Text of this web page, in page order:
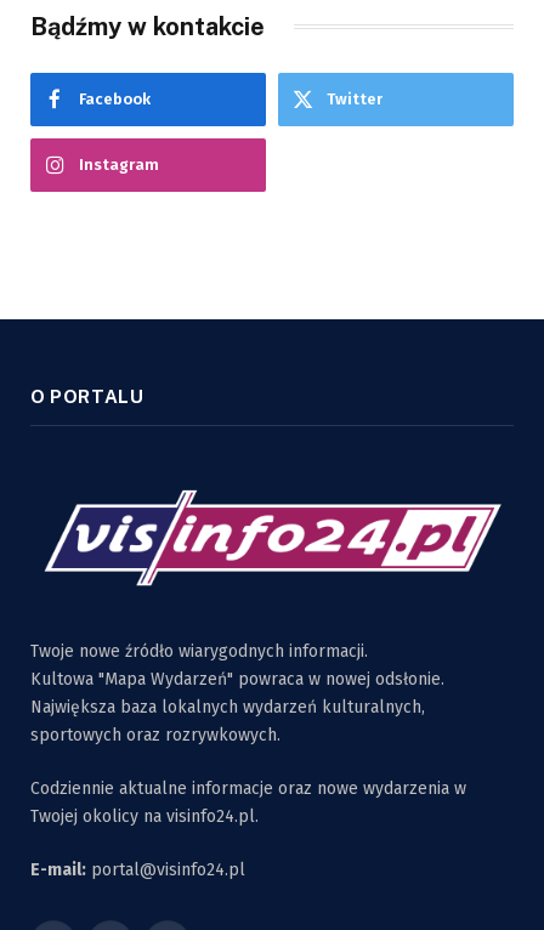
Bądźmy w kontakcie
Facebook Twitter
Instagram
O PORTALU
Twoje nowe źródło wiarygodnych informacji.
Kultowa "Mapa Wydarzeń" powraca w nowej odsłonie.
Największa baza lokalnych wydarzeń kulturalnych,
sportowych oraz rozrywkowych.
Codziennie aktualne informacje oraz nowe wydarzenia w
Twojej okolicy na visinfo24.pl.
E-mail: portal@visinfo24.pl